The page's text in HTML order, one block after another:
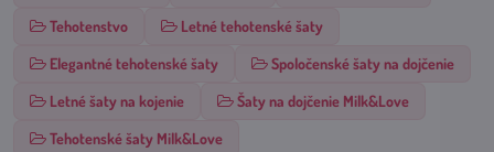
Tehotenstvo
Letné tehotenské šaty
Elegantné tehotenské šaty
Spoločenské šaty na dojčenie
Letné šaty na kojenie
Šaty na dojčenie Milk&Love
Tehotenské šaty Milk&Love